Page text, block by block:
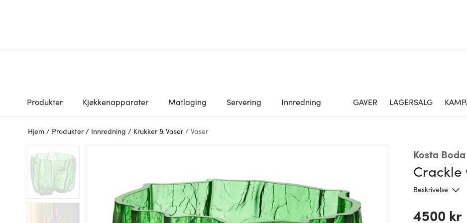
Produkter Kjøkkenapparater Matlaging Servering Innredning GAVER LAGERSALG
Hjem / Produkter / Innredning / Krukker & Vaser / Vaser
Kosta Boda
Crackle
Beskrivelse
4500 kr